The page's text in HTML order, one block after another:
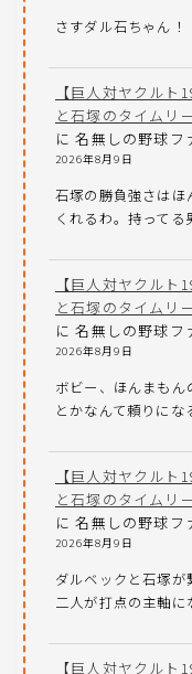
さすダル石ちゃん！
【巨人対ヤクルト
と石塚のタイムリ
に名無しの野球フ
2026年8月9日
石塚の勝負強さはほ
くれるわ。持って
【巨人対ヤクルト
と石塚のタイムリ
に名無しの野球フ
2026年8月9日
ボビー、ほんまもん
とかなんて頼りに
【巨人対ヤクルト
と石塚のタイムリ
に名無しの野球フ
2026年8月9日
ダルベックと石塚
二人が打点の主軸
【巨人対ヤクルト